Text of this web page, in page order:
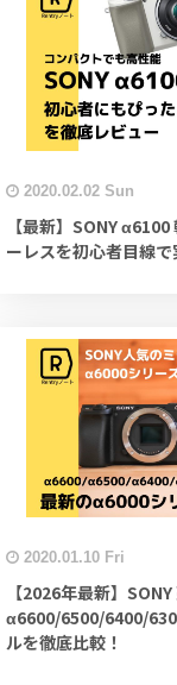
2020.02.02 Sun
【最新】SONY
ーレスを初心者目線で
2020.01.10 Fri
【2026年最新】
α6600/6500/6400/
ルを徹底比較！